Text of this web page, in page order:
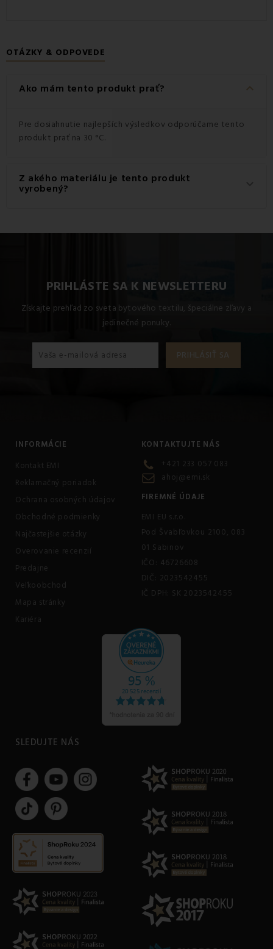
OTÁZKY & ODPOVEDE
Ako mám tento produkt prať? keyboard_arrow_down
Pre dosiahnutie najlepších výsledkov odporúčame tento
produkt prať na 30 °C.
Z akého materiálu je tento produkt
vyrobený?
PRIHLÁSTE SA K NEWSLETTERU
Získajte prehľad zo sveta bytového textilu, špeciálne zľavy a
jedinečné ponuky.
INFORMÁCIE
Kontakt EMI
Reklamačný poriadok
Ochrana osobných údajov
Obchodné podmienky
Najčastejšie otázky
Overovanie recenzií
Predajne
Veľkoobchod
Mapa stránky
Kariéra
KONTAKTUJTE NÁS
+421 233 057 083
ahoj@emi.sk
FIREMNÉ ÚDAJE
EMI EU s.r.o.
Pod Švabľovkou 2100, 083
01 Sabinov
IČO: 46726608
DIČ: 2023542455
IČ DPH: SK 2023542455
SLEDUJTE NÁS